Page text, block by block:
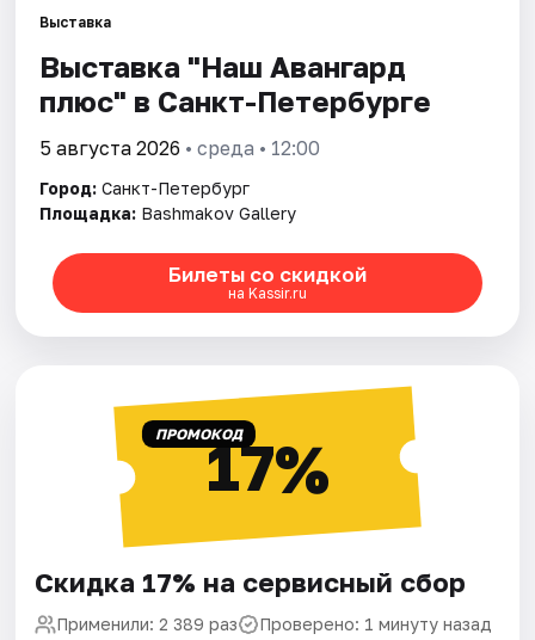
Города
Площадки
Рейтинги
Выставка
Выставка "Наш Авангард
плюс" в Санкт-Петербурге
5 августа 2026 • среда • 12:00
Город: Санкт-Петербург
Площадка: Bashmakov Gallery
Билеты со скидкой
на Kassir.ru
ПРОМОКОД17%
Скидка 17% на сервисный сбор
Применили: 2 389 раз Проверено: 1 минуту назад